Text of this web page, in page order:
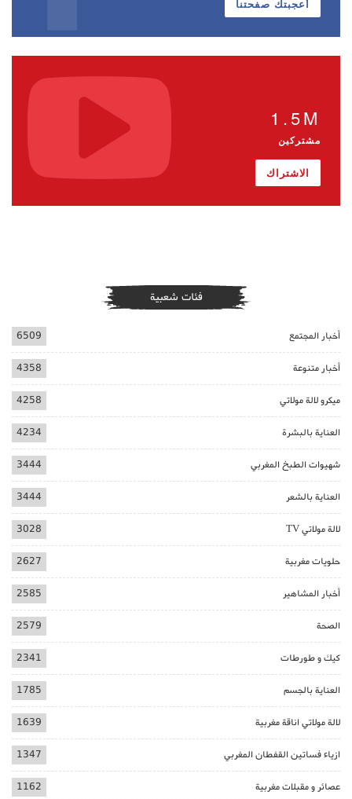
أعجبتك صفحتنا
1.5M
مشتركين
الاشتراك
فئات شعبية
أخبار المجتمع 6509
أخبار متنوعة 4358
ميكرو لالة مولاتي 4258
العناية بالبشرة 4234
شهيوات الطبخ المغربي 3444
العناية بالشعر 3444
لالة مولاتي TV 3028
حلويات مغربية 2627
أخبار المشاهير 2585
الصحة 2579
كيك و طورطات 2341
العناية بالجسم 1785
لالة مولاتي اناقة مغربية 1639
ازياء فساتين القفطان المغربي 1347
عصائر و مقبلات مغربية 1162